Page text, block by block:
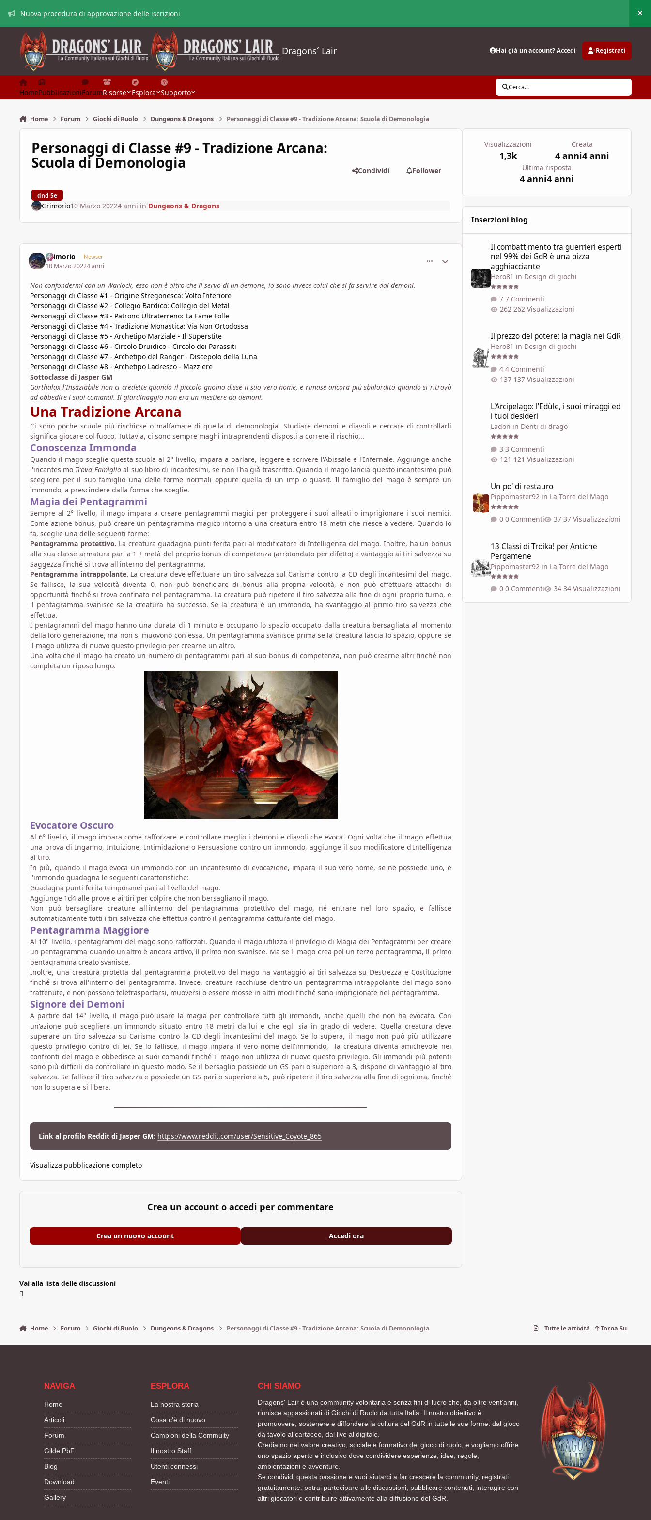
Nuova procedura di approvazione delle iscrizioni
Dragons´ Lair Hai già un account? Accedi Registrati
HomePubblicazioniForumRisorse Esplora Supporto
Cerca...
Home Forum Giochi di Ruolo Dungeons & Dragons Personaggi di Classe #9 - Tradizione Arcana: Scuola di Demonologia
Personaggi di Classe #9 - Tradizione Arcana:
Scuola di Demonologia
dnd 5e
Condividi Follower
Grimorio10 Marzo 20224 anni in Dungeons & Dragons
Grimorio Newser
10 Marzo 20224 anni
Statistiche Autore
Non confondermi con un Warlock, esso non è altro che il servo di un demone, io sono invece colui che si fa servire dai demoni.
Personaggi di Classe #1 - Origine Stregonesca: Volto Interiore
Personaggi di Classe #2 - Collegio Bardico: Collegio del Metal
Personaggi di Classe #3 - Patrono Ultraterreno: La Fame Folle
Personaggi di Classe #4 - Tradizione Monastica: Via Non Ortodossa
Personaggi di Classe #5 - Archetipo Marziale - Il Superstite
Personaggi di Classe #6 - Circolo Druidico - Circolo dei Parassiti
Personaggi di Classe #7 - Archetipo del Ranger - Discepolo della Luna
Personaggi di Classe #8 - Archetipo Ladresco - Mazziere
Sottoclasse di Jasper GM
Gorthalax l'Insaziabile non ci credette quando il piccolo gnomo disse il suo vero nome, e rimase ancora più sbalordito quando si ritrovò
ad obbedire i suoi comandi. Il giardinaggio non era un mestiere da demoni.
Una Tradizione Arcana
Ci sono poche scuole più rischiose o malfamate di quella di demonologia. Studiare demoni e diavoli e cercare di controllarli
significa giocare col fuoco. Tuttavia, ci sono sempre maghi intraprendenti disposti a correre il rischio...
Conoscenza Immonda
Quando il mago sceglie questa scuola al 2° livello, impara a parlare, leggere e scrivere l'Abissale e l'Infernale. Aggiunge anche
l'incantesimo Trova Famiglioal suo libro di incantesimi, se non l'ha già trascritto. Quando il mago lancia questo incantesimo può
scegliere per il suo famiglio una delle forme normali oppure quella di un imp o quasit. Il famiglio del mago è sempre un
immondo, a prescindere dalla forma che sceglie.
Magia dei Pentagrammi
Sempre al 2° livello, il mago impara a creare pentagrammi magici per proteggere i suoi alleati o imprigionare i suoi nemici.
Come azione bonus, può creare un pentagramma magico intorno a una creatura entro 18 metri che riesce a vedere. Quando lo
fa, sceglie una delle seguenti forme:
Pentagramma protettivo. La creatura guadagna punti ferita pari al modificatore di Intelligenza del mago. Inoltre, ha un bonus
alla sua classe armatura pari a 1 + metà del proprio bonus di competenza (arrotondato per difetto) e vantaggio ai tiri salvezza su
Saggezza finché si trova all'interno del pentagramma.
Pentagramma intrappolante. La creatura deve effettuare un tiro salvezza sul Carisma contro la CD degli incantesimi del mago.
Se fallisce, la sua velocità diventa 0, non può beneficiare di bonus alla propria velocità, e non può effettuare attacchi di
opportunità finché si trova confinato nel pentagramma. La creatura può ripetere il tiro salvezza alla fine di ogni proprio turno, e
il pentagramma svanisce se la creatura ha successo. Se la creatura è un immondo, ha svantaggio al primo tiro salvezza che
effettua.
I pentagrammi del mago hanno una durata di 1 minuto e occupano lo spazio occupato dalla creatura bersagliata al momento
della loro generazione, ma non si muovono con essa. Un pentagramma svanisce prima se la creatura lascia lo spazio, oppure se
il mago utilizza di nuovo questo privilegio per crearne un altro.
Una volta che il mago ha creato un numero di pentagrammi pari al suo bonus di competenza, non può crearne altri finché non
completa un riposo lungo.
Evocatore Oscuro
Al 6° livello, il mago impara come rafforzare e controllare meglio i demoni e diavoli che evoca. Ogni volta che il mago effettua
una prova di Inganno, Intuizione, Intimidazione o Persuasione contro un immondo, aggiunge il suo modificatore d'Intelligenza
al tiro.
In più, quando il mago evoca un immondo con un incantesimo di evocazione, impara il suo vero nome, se ne possiede uno, e
l'immondo guadagna le seguenti caratteristiche:
Guadagna punti ferita temporanei pari al livello del mago.
Aggiunge 1d4 alle prove e ai tiri per colpire che non bersagliano il mago.
Non può bersagliare creature all'interno del pentagramma protettivo del mago, né entrare nel loro spazio, e fallisce
automaticamente tutti i tiri salvezza che effettua contro il pentagramma catturante del mago.
Pentagramma Maggiore
Al 10° livello, i pentagrammi del mago sono rafforzati. Quando il mago utilizza il privilegio di Magia dei Pentagrammi per creare
un pentagramma quando un'altro è ancora attivo, il primo non svanisce. Ma se il mago crea poi un terzo pentagramma, il primo
pentagramma creato svanisce.
Inoltre, una creatura protetta dal pentagramma protettivo del mago ha vantaggio ai tiri salvezza su Destrezza e Costituzione
finché si trova all'interno del pentagramma. Invece, creature racchiuse dentro un pentagramma intrappolante del mago sono
trattenute, e non possono teletrasportarsi, muoversi o essere mosse in altri modi finché sono imprigionate nel pentagramma.
Signore dei Demoni
A partire dal 14° livello, il mago può usare la magia per controllare tutti gli immondi, anche quelli che non ha evocato. Con
un'azione può scegliere un immondo situato entro 18 metri da lui e che egli sia in grado di vedere. Quella creatura deve
superare un tiro salvezza su Carisma contro la CD degli incantesimi del mago. Se lo supera, il mago non può più utilizzare
questo privilegio contro di lei. Se lo fallisce, il mago impara il vero nome dell'immondo, la creatura diventa amichevole nei
confronti del mago e obbedisce ai suoi comandi finché il mago non utilizza di nuovo questo privilegio. Gli immondi più potenti
sono più difficili da controllare in questo modo. Se il bersaglio possiede un GS pari o superiore a 3, dispone di vantaggio al tiro
salvezza. Se fallisce il tiro salvezza e possiede un GS pari o superiore a 5, può ripetere il tiro salvezza alla fine di ogni ora, finché
non lo supera e si libera.
Link al profilo Reddit di Jasper GM: https://www.reddit.com/user/Sensitive_Coyote_865
Visualizza pubblicazione completo
Crea un account o accedi per commentare
Crea un nuovo account Accedi ora
Vai alla lista delle discussioni
Visualizzazioni
1,3k
Creata
4 anni4 anni
Ultima risposta
4 anni4 anni
Inserzioni blog
Il combattimento tra guerrieri esperti
nel 99% dei GdR è una pizza
agghiacciante
Hero81 in Design di giochi
7 Commenti
262 Visualizzazioni
Il prezzo del potere: la magia nei GdR
Hero81 in Design di giochi
4 Commenti
137 Visualizzazioni
L'Arcipelago: l'Edùle, i suoi miraggi ed
i tuoi desideri
Ladon in Denti di drago
3 Commenti
121 Visualizzazioni
Un po' di restauro
Pippomaster92in La Torre del Mago
0 Commenti 37 Visualizzazioni
13 Classi di Troika! per Antiche
Pergamene
Pippomaster92 in La Torre del Mago
0 Commenti 34 Visualizzazioni
Home Forum Giochi di Ruolo Dungeons & Dragons Personaggi di Classe #9 - Tradizione Arcana: Scuola di Demonologia Tutte le attività Torna Su
NAVIGA
Home
Articoli
Forum
Gilde PbF
Blog
Download
Gallery
ESPLORA
La nostra storia
Cosa c'è di nuovo
Campioni della Commuity
Il nostro Staff
Utenti connessi
Eventi
CHI SIAMO
Dragons' Lair è una community volontaria e senza fini di lucro che, da oltre vent’anni,
riunisce appassionati di Giochi di Ruolo da tutta Italia. Il nostro obiettivo è
promuovere, sostenere e diffondere la cultura del GdR in tutte le sue forme: dal gioco
da tavolo al cartaceo, dal live al digitale.
Crediamo nel valore creativo, sociale e formativo del gioco di ruolo, e vogliamo offrire
uno spazio aperto e inclusivo dove condividere esperienze, idee, regole,
ambientazioni e avventure.
Se condividi questa passione e vuoi aiutarci a far crescere la community, registrati
gratuitamente: potrai partecipare alle discussioni, pubblicare contenuti, interagire con
altri giocatori e contribuire attivamente alla diffusione del GdR.